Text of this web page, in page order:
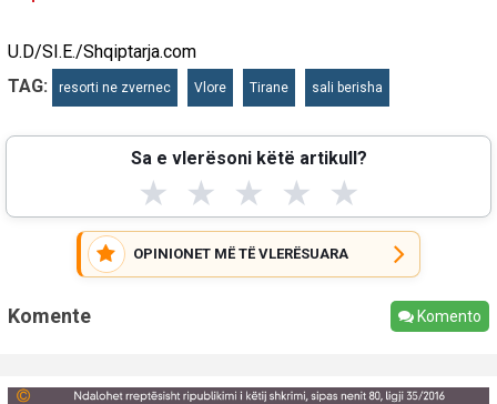
U.D/SI.E./Shqiptarja.com
TAG:
resorti ne zvernec Vlore Tirane sali berisha
Sa e vlerësoni këtë artikull?
★ ★ ★ ★ ★
OPINIONET MË TË VLERËSUARA
Komente Komento